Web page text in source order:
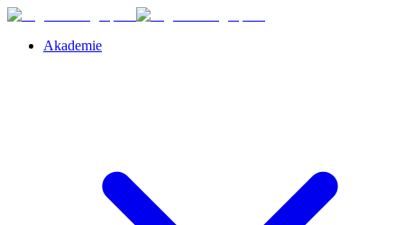
Akademie